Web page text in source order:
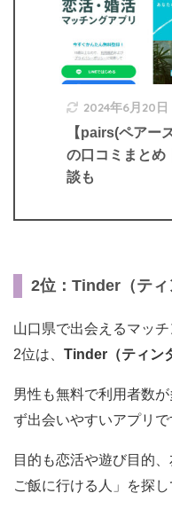
2024年6月20日
【pairs(ペアー
の口コミまとめ
談も
2位：Tinder（ティ
山口県で出会えるマッ
2位は、 Tinder（ティン
男性も無料で利用者数
ず出会いやすいアプリで
目的も恋活や遊び目的
ご飯に行ける人」を探し